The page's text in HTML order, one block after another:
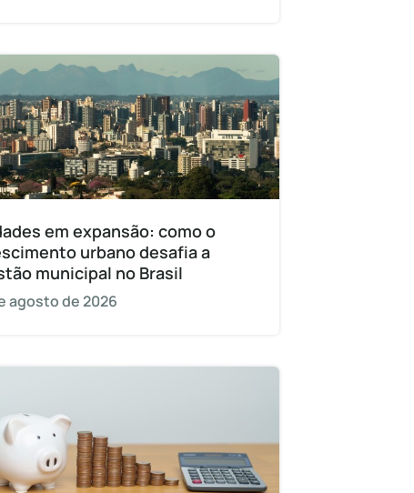
em expansão: como o
urbano desafia a
municipal no Brasil
agosto de 2026